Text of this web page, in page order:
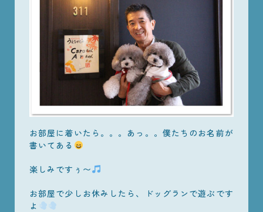
お部屋に着いたら。。。あっ。。僕たちのお名前が
書いてある
楽しみですぅ〜
お部屋で少しお休みしたら、ドッグランで遊ぶです
よ